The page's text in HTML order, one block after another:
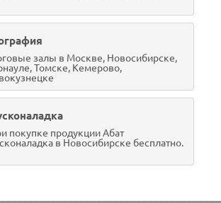
залы в Москве, Новосибирске,
Томске, Кемерово,
покупке продукции Абат
в Новосибирске бесплатно.